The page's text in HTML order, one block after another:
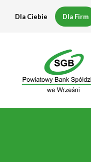
Konta
Dla Ciebie Dla Firm